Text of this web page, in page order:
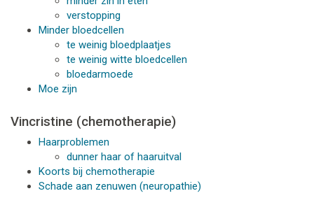
verstopping
Minder bloedcellen
te weinig bloedplaatjes
te weinig witte bloedcellen
bloedarmoede
Moe zijn
Vincristine (chemotherapie)
Haarproblemen
dunner haar of haaruitval
Koorts bij chemotherapie
Schade aan zenuwen (neuropathie)